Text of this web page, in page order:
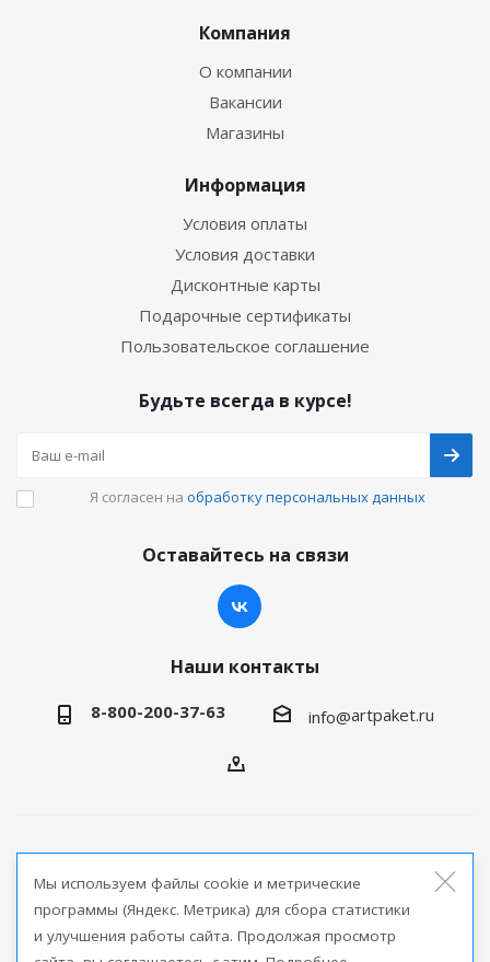
Компания
О компании
Вакансии
Магазины
Информация
Условия оплаты
Условия доставки
Дисконтные карты
Подарочные сертификаты
Пользовательское соглашение
Будьте всегда в курсе!
Я согласен на обработку персональных данных
Оставайтесь на связи
Наши контакты
8-800-200-37-63 info@artpaket.ru
продукции
Версия для печати
Мы используем файлы cookie и метрические
программы (Яндекс. Метрика) для сбора статистики
и улучшения работы сайта. Продолжая просмотр